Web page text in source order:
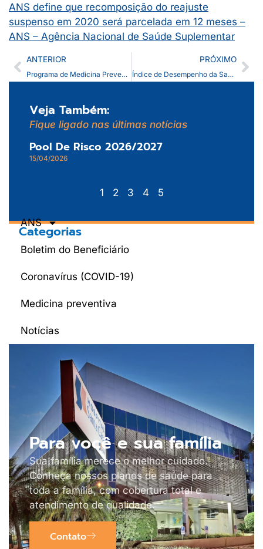
ANS define que recomposição do reajuste
suspenso em 2020 será parcelada em 12 meses –
ANS – Agência Nacional de Saúde Suplementar
ANTERIOR
Programa de Medicina Preventiva Santa Casa Saúde Ribeirão
PRÓXIMO
Índice de Desempenho da Saúde Suplementar – IDSS 2020 – Ano Base 2019
Veja Também:
Fique ligado nas últimas notícias
Pool De Risco 2026/2027
15/04/2026
1 2 3 4 5
Categorias
ANS
Boletim do Beneficiário
Coronavírus (COVID-19)
Medicina preventiva
Notícias
Para você e sua família
Sua família merece o melhor cuidado.
Conheça nossos planos de saúde para
toda a família, com cobertura total e
atendimento de qualidade.
Contato